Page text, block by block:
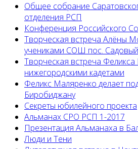
Общее собрание
отделения РСП
Конференция Российского
Творческая встреча Алёны
учениками СОШ пос. Садовый
Творческая встреча
нижегородскими кадетами
Феликс Маляренко делает
Биробиджану
Секреты юбилейного проекта
Альманах СРО РСП 1-2017
Презентация Альманаха в
Люди и Тени